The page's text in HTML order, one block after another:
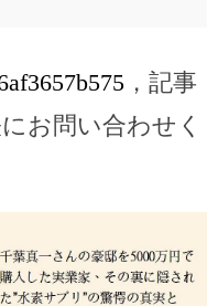
，記事
お問い合わせく